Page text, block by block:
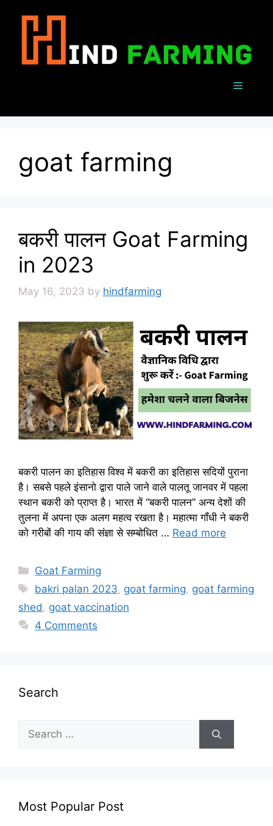
content
Menu
goat farming
बकरी पालन Goat Farming
in 2023
May 16, 2023 by hindfarming
बकरी पालन का इतिहास विश्व में बकरी का इतिहास सदियों पुराना
है। सबसे पहले इंसानो द्वारा पाले जाने वाले पालतू जानवर में पहला
स्थान बकरी को प्राप्त है। भारत में “बकरी पालन” अन्य देशों की
तुलना में अपना एक अलग महत्व रखता है। महात्मा गाँधी ने बकरी
को गरीबों की गाय की संज्ञा से सम्बोधित … Read more
Categories
Goat Farming
Tags
bakri palan 2023, goat farming, goat farming
shed , goat vaccination
4 Comments
Search
Search
for:
Most Popular Post